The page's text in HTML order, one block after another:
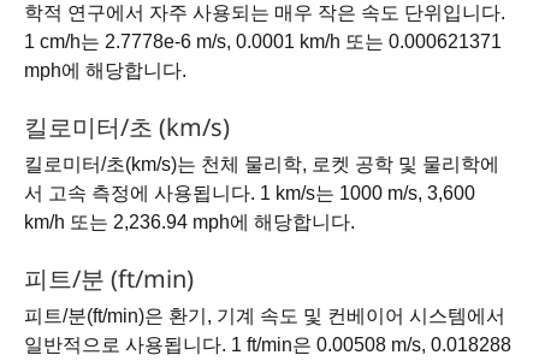
학적 연구에서 자주 사용되는 매우 작은 속도 단위입니다.
1 cm/h는 2.7778e-6 m/s, 0.0001 km/h 또는 0.000621371
mph에 해당합니다.
킬로미터/초 (km/s)
킬로미터/초(km/s)는 천체 물리학, 로켓 공학 및 물리학에
서 고속 측정에 사용됩니다. 1 km/s는 1000 m/s, 3,600
km/h 또는 2,236.94 mph에 해당합니다.
피트/분 (ft/min)
피트/분(ft/min)은 환기, 기계 속도 및 컨베이어 시스템에서
일반적으로 사용됩니다. 1 ft/min은 0.00508 m/s, 0.018288